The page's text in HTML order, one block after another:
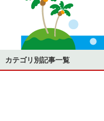
カテゴリ別記事一覧